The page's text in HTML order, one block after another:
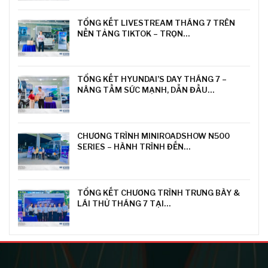
TỔNG KẾT LIVESTREAM THÁNG 7 TRÊN
NỀN TẢNG TIKTOK – TRỌN…
TỔNG KẾT HYUNDAI’S DAY THÁNG 7 –
NÂNG TẦM SỨC MẠNH, DẪN ĐẦU…
CHƯƠNG TRÌNH MINIROADSHOW N500
SERIES – HÀNH TRÌNH ĐẾN…
TỔNG KẾT CHƯƠNG TRÌNH TRƯNG BÀY &
LÁI THỬ THÁNG 7 TẠI…